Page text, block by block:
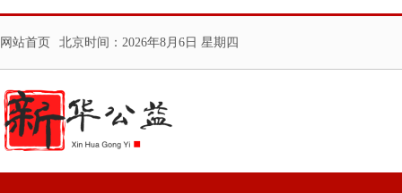
网站首页 北京时间： 2026年8月6日 星期四